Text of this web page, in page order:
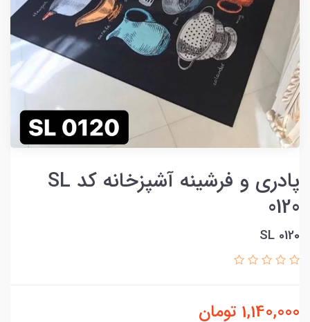
پادری و فرشینه آشپزخانه کد SL
0120
SL 0120
1,140,000 تومان